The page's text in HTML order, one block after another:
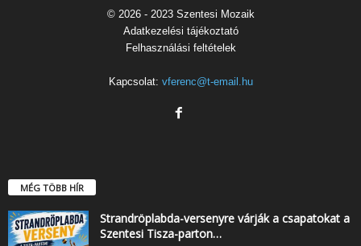
© 2026 - 2023 Szentesi Mozaik
Adatkezelési tájékoztató
Felhasználási feltételek
Kapcsolat: vferenc@t-email.hu
MÉG TÖBB HÍR
Strandröplabda-versenyre várják a csapatokat a
Szentesi Tisza-parton…